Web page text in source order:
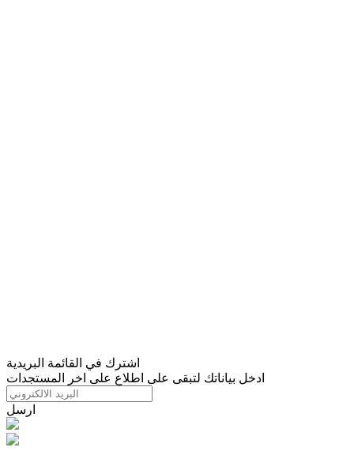
اشترك في القائمة البريدية
ادخل بياناتك لتبقى على اطلاع على اخر المستجدات
ارسل